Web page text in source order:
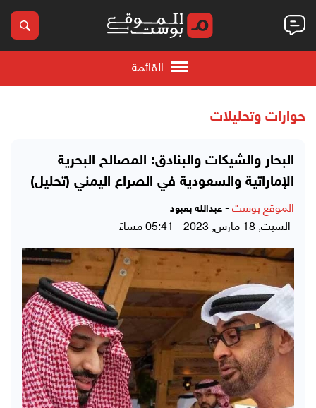
القائمة
حوارات وتحليلات
البحار والشيكات والبنادق: المصالح البحرية
الإماراتية والسعودية في الصراع اليمني (تحليل)
الموقع بوست- عبدالله بعبود
السبت, 18 مارس, 2023 - 05:41 مساءً